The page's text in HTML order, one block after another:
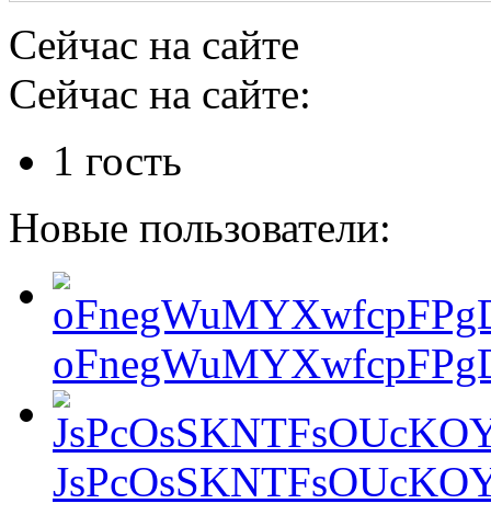
Сейчас на сайте
Сейчас на сайте:
1 гость
Новые пользователи: